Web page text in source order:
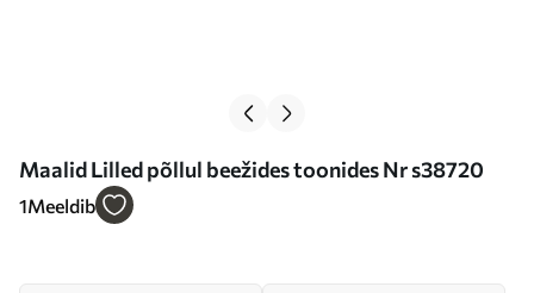
Maalid Lilled põllul beežides toonides Nr s38720
1Meeldib